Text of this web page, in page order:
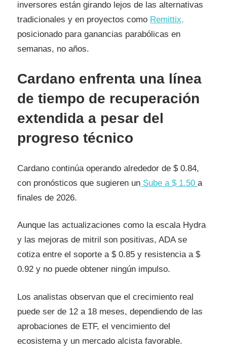
inversores están girando lejos de las alternativas
tradicionales y en proyectos como Remittix,
posicionado para ganancias parabólicas en
semanas, no años.
Cardano enfrenta una línea
de tiempo de recuperación
extendida a pesar del
progreso técnico
Cardano continúa operando alrededor de $ 0.84,
con pronósticos que sugieren un Sube a $ 1.50 a
finales de 2026.
Aunque las actualizaciones como la escala Hydra
y las mejoras de mitril son positivas, ADA se
cotiza entre el soporte a $ 0.85 y resistencia a $
0.92 y no puede obtener ningún impulso.
Los analistas observan que el crecimiento real
puede ser de 12 a 18 meses, dependiendo de las
aprobaciones de ETF, el vencimiento del
ecosistema y un mercado alcista favorable.